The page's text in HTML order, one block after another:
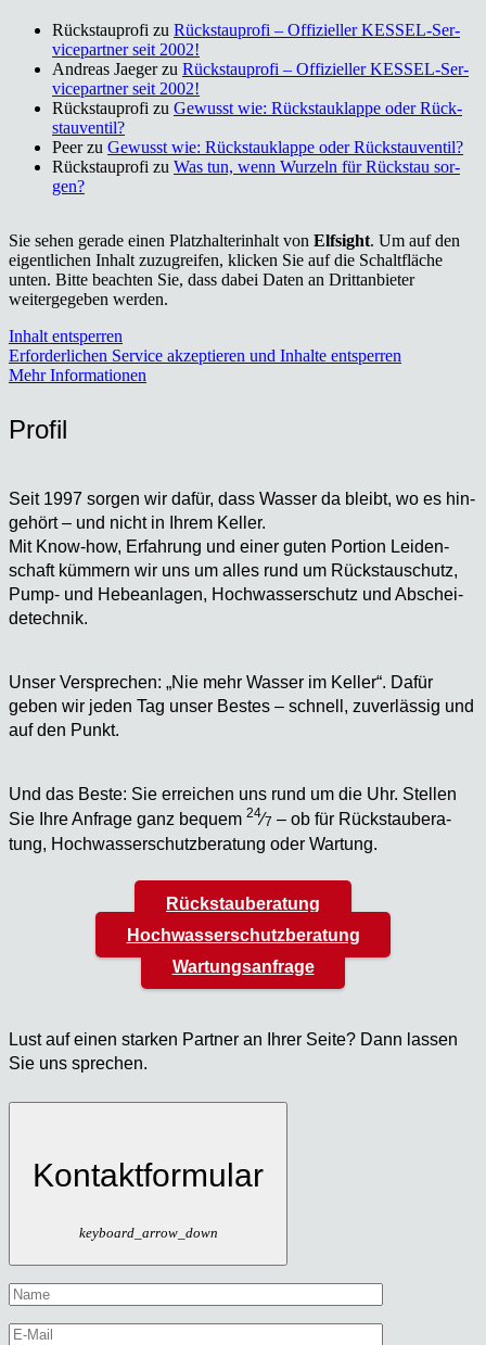
Rückstauprofi zu Rück­stau­pro­fi – Offi­zi­el­ler KES­SEL-Ser­
vice­part­ner seit 2002!
Andreas Jaegerzu Rück­stau­pro­fi – Offi­zi­el­ler KES­SEL-Ser­
vice­part­ner seit 2002!
Rückstauprofi zu Gewusst wie: Rück­stau­klap­pe oder Rück­
stau­ven­til?
Peerzu Gewusst wie: Rück­stau­klap­pe oder Rück­stau­ven­til?
Rückstauprofi zu Was tun, wenn Wur­zeln für Rück­stau sor­
gen?
Sie sehen gerade einen Platzhalterinhalt von Elfsight. Um auf den
eigentlichen Inhalt zuzugreifen, klicken Sie auf die Schaltfläche
unten. Bitte beachten Sie, dass dabei Daten an Drittanbieter
weitergegeben werden.
Inhalt entsperren
Erforderlichen Service akzeptieren und Inhalte entsperren
Mehr Informationen
Pro­fil
Seit 1997 sor­gen wir dafür, dass Was­ser da bleibt, wo es hin­
ge­hört – und nicht in Ihrem Kel­ler.
Mit Know-how, Erfah­rung und einer guten Por­ti­on Lei­den­
schaft küm­mern wir uns um alles rund um Rückstau­schutz,
Pump- und Hebe­an­la­gen, Hoch­was­ser­schutz und Abschei­
de­tech­nik.
Unser Ver­spre­chen: „Nie mehr Was­ser im Kel­ler“. Dafür
geben wir jeden Tag unser Bes­tes – schnell, zuver­läs­sig und
auf den Punkt.
Und das Bes­te: Sie errei­chen uns rund um die Uhr. Stel­len
Sie Ihre Anfra­ge ganz bequem 24⁄7 – ob für Rück­stau­be­ra­
tung, Hoch­was­ser­schutz­be­ra­tung oder War­tung.
Rückstauberatung
Hochwasserschutzberatung
Wartungsanfrage
Lust auf einen star­ken Part­ner an Ihrer Sei­te? Dann las­sen
Sie uns spre­chen.
Kontaktformular
keyboard_arrow_down